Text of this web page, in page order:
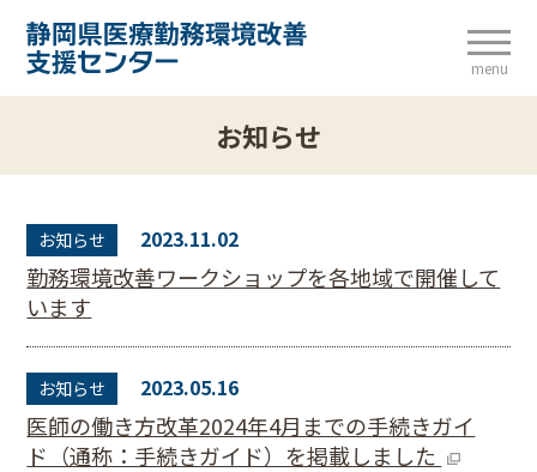
menu
お知らせ
お知らせ 2023.11.02
勤務環境改善ワークショップを各地域で開催して
います
お知らせ 2023.05.16
医師の働き方改革2024年4月までの手続きガイ
ド（通称：手続きガイド）を掲載しました